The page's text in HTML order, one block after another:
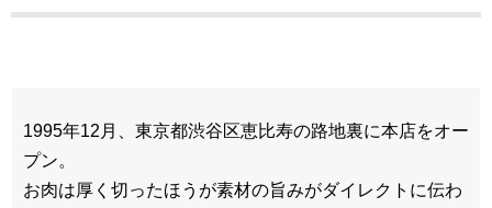
1995年12月、東京都渋谷区恵比寿の路地裏に本店をオー
プン。
お肉は厚く切ったほうが素材の旨みがダイレクトに伝わ